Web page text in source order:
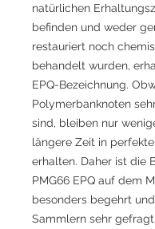
natürlichen
befinden und weder
restauriert noch
behandelt wurden,
EPQ-Bezeichnung.
Polymerbanknoten
sind, bleiben nur
längere Zeit in
erhalten. Daher ist die
PMG66 EPQ auf dem
besonders begehrt
Sammlern sehr gefragt.